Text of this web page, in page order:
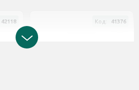
42118 Код: 41376